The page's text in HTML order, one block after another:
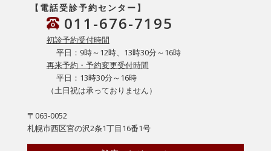
【電話受診予約センター】
011-676-7195
初診予約受付時間
平日：9時～12時、13時30分～16時
再来予約・予約変更受付時間
平日：13時30分～16時
（土日祝は承っておりません）
〒063-0052
札幌市西区宮の沢2条1丁目16番1号